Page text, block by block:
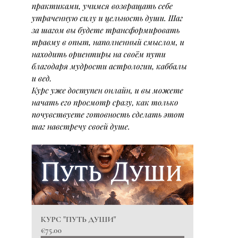
практиками, учимся возвращать себе
утраченную силу и цельность души. Шаг
за шагом вы будете трансформировать
травму в опыт, наполненный смыслом, и
находить ориентиры на своём пути
благодаря мудрости астрологии, каббалы
и вед.
Курс уже доступен онлайн, и вы можете
начать его просмотр сразу, как только
почувствуете готовность сделать этот
шаг навстречу своей душе.
КУРС "ПУТЬ ДУШИ"
€75.00